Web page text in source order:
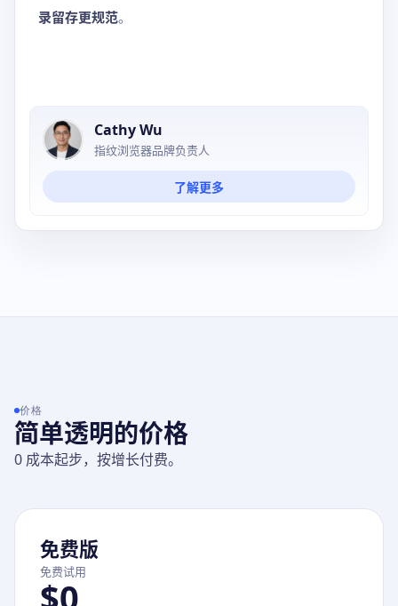
录留存更规范。
Cathy Wu
指纹浏览器品牌负责人
了解更多
价格
简单透明的价格
0 成本起步，按增长付费。
免费版
免费试用